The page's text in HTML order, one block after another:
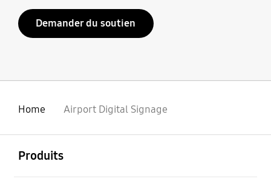
Demander du soutien
Home Airport Digital Signage
Produits